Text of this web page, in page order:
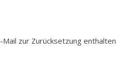
zur Zurücksetzung